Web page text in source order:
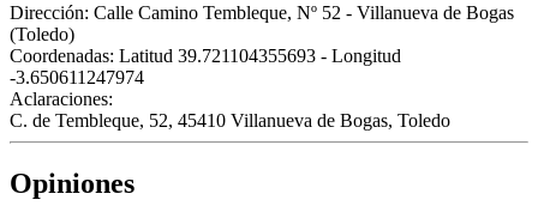
Dirección: Calle Camino Tembleque, Nº 52 - Villanueva de Bogas
(Toledo)
Coordenadas: Latitud 39.721104355693 - Longitud
-3.650611247974
Aclaraciones:
C. de Tembleque, 52, 45410 Villanueva de Bogas, Toledo
Opiniones